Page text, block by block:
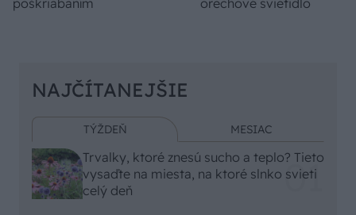
poškriabaním
orechové svietidlo
NAJČÍTANEJŠIE
TÝŽDEŇ MESIAC
Trvalky, ktoré znesú sucho a teplo? Tieto
vysaďte na miesta, na ktoré slnko svieti
celý deň